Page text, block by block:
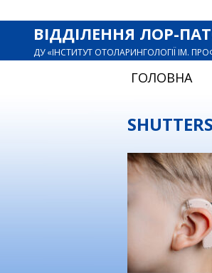
ВІДДІЛЕННЯ ЛОР-
ДУ «ІНСТИТУТ ОТОЛАРИНГОЛОГІЇ ІМ.
ГОЛОВНА